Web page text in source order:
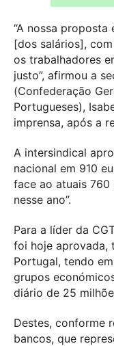
“A nossa proposta
[dos salários],
os trabalhadores
justo”, afirmou a
(Confederação
Portugueses),
imprensa, após a
A intersindical
nacional em 910
face ao atuais 760
nesse ano”.
Para a líder da
foi hoje aprovada,
Portugal, tendo
grupos
diário de 25
Destes, conforme
bancos, que